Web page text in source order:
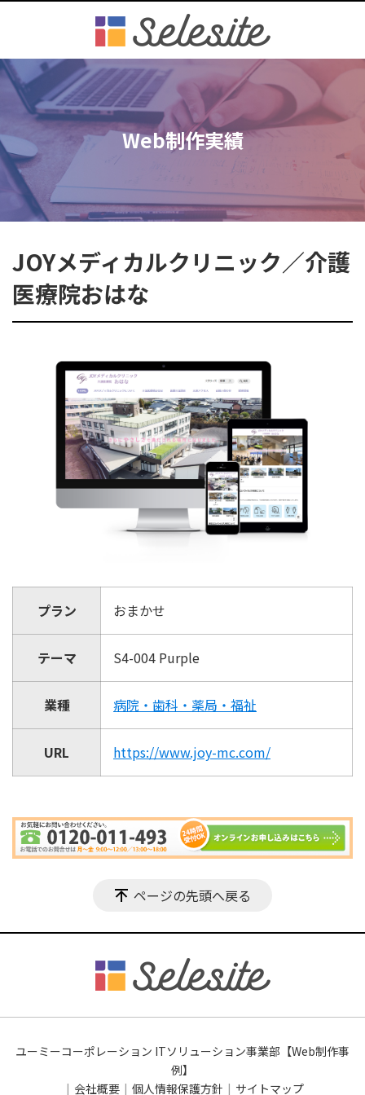
Web制作実績
JOYメディカルクリニック／介護
医療院おはな
プラン おまかせ
テーマ S4-004 Purple
業種 病院・歯科・薬局・福祉
URL https://www.joy-mc.com/
ページの先頭へ戻る
ユーミーコーポレーション ITソリューション事業部【Web制作事
例】
会社概要
個人情報保護方針 サイトマップ